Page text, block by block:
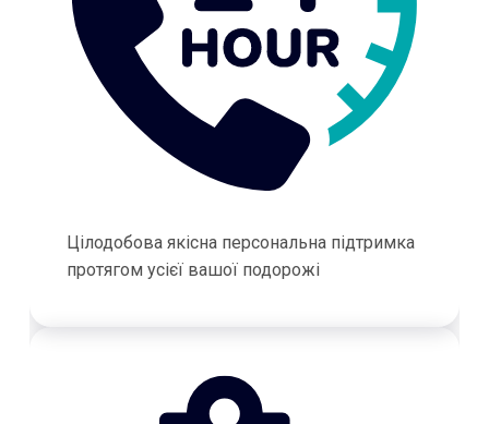
Цілодобова якісна персональна підтримка
протягом усієї вашої подорожі